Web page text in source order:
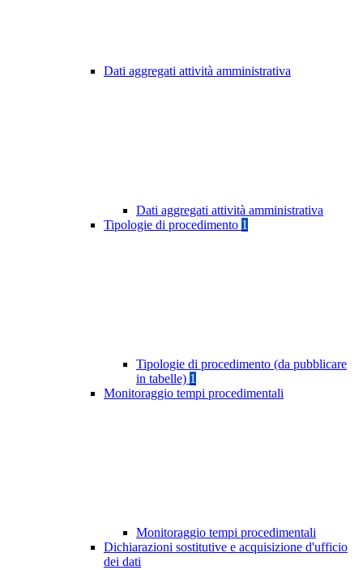
Dati aggregati attività amministrativa
Dati aggregati attività amministrativa
Tipologie di procedimento 1
Tipologie di procedimento (da pubblicare
in tabelle) 1
Monitoraggio tempi procedimentali
Monitoraggio tempi procedimentali
Dichiarazioni sostitutive e acquisizione d'ufficio
dei dati